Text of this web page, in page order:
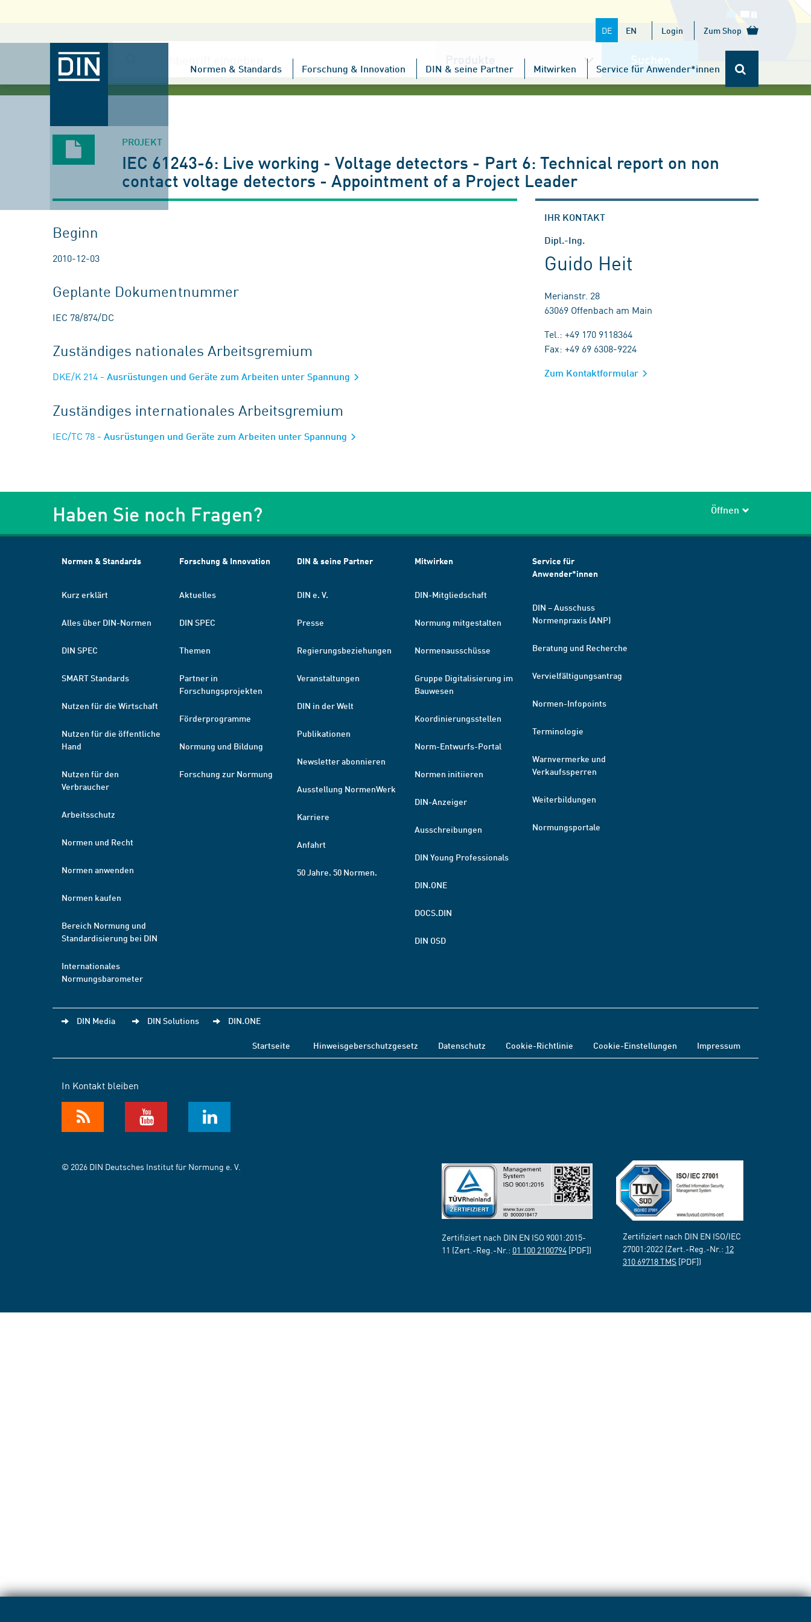
DE EN Login Zum Shop
Normen & Standards Forschung & Innovation DIN & seine Partner Mitwirken Service für Anwender*innen
Suchen
PROJEKT
IEC 61243-6: Live working - Voltage detectors - Part 6: Technical report on non
contact voltage detectors - Appointment of a Project Leader
Beginn
2010-12-03
Geplante Dokumentnummer
IEC 78/874/DC
Zuständiges nationales Arbeitsgremium
DKE/K 214 - Ausrüstungen und Geräte zum Arbeiten unter Spannung
Zuständiges internationales Arbeitsgremium
IEC/TC 78 - Ausrüstungen und Geräte zum Arbeiten unter Spannung
IHR KONTAKT
Dipl.-Ing.
Guido Heit
Merianstr. 28
63069 Offenbach am Main
Tel.: +49 170 9118364
Fax: +49 69 6308-9224
Zum Kontaktformular
Haben Sie noch Fragen? Öffnen
Normen & Standards
Kurz erklärt
Alles über DIN-Normen
DIN SPEC
SMART Standards
Nutzen für die Wirtschaft
Nutzen für die öffentliche
Hand
Nutzen für den
Verbraucher
Arbeitsschutz
Normen und Recht
Normen anwenden
Normen kaufen
Bereich Normung und
Standardisierung bei DIN
Internationales
Normungsbarometer
Forschung & Innovation
Aktuelles
DIN SPEC
Themen
Partner in
Forschungsprojekten
Förderprogramme
Normung und Bildung
Forschung zur Normung
DIN & seine Partner
DIN e. V.
Presse
Regierungsbeziehungen
Veranstaltungen
DIN in der Welt
Publikationen
Newsletter abonnieren
Ausstellung NormenWerk
Karriere
Anfahrt
50 Jahre. 50 Normen.
Mitwirken
DIN-Mitgliedschaft
Normung mitgestalten
Normenausschüsse
Gruppe Digitalisierung im
Bauwesen
Koordinierungsstellen
Norm-Entwurfs-Portal
Normen initiieren
DIN-Anzeiger
Ausschreibungen
DIN Young Professionals
DIN.ONE
DOCS.DIN
DIN OSD
Service für
Anwender*innen
DIN – Ausschuss
Normenpraxis (ANP)
Beratung und Recherche
Vervielfältigungsantrag
Normen-Infopoints
Terminologie
Warnvermerke und
Verkaufssperren
Weiterbildungen
Normungsportale
DIN Media DIN Solutions DIN.ONE
Startseite Hinweisgeberschutzgesetz Datenschutz Cookie-Richtlinie Cookie-Einstellungen Impressum
In Kontakt bleiben
© 2026 DIN Deutsches Institut für Normung e. V.
Zertifiziert nach DIN EN ISO 9001:2015-
11 (Zert.-Reg.-Nr.: 01 100 2100794 [PDF])
Zertifiziert nach DIN EN ISO/IEC
27001:2022 (Zert.-Reg.-Nr.: 12
310 69718 TMS [PDF])